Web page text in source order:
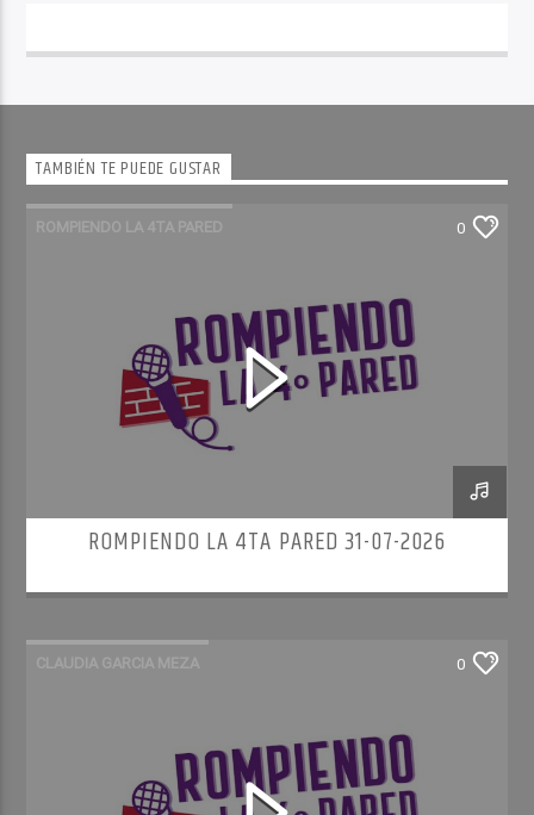
TAMBIÉN TE PUEDE GUSTAR
ROMPIENDO LA 4TA PARED 0
ROMPIENDO LA 4TA PARED 31-07-2026
CLAUDIA GARCIA MEZA 0